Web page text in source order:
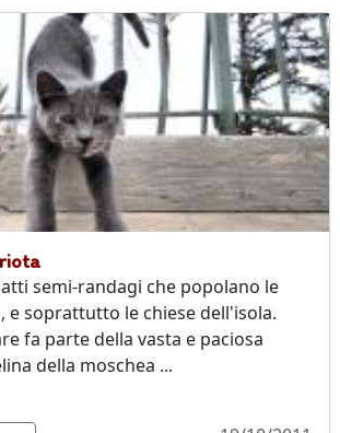
semi-randagi che popolano le
e soprattutto le chiese dell'isola.
fa parte della vasta e paciosa
della moschea ...